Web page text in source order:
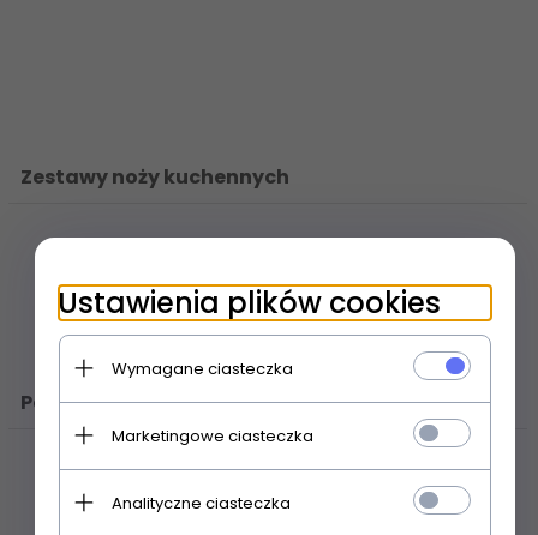
Zestawy noży kuchennych
Pozostałe
Ustawienia plików cookies
Wymagane ciasteczka
Marketingowe ciasteczka
Analityczne ciasteczka